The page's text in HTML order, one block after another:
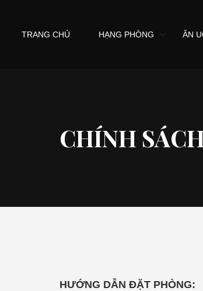
TRANG CHỦ HẠNG PHÒNG ĂN
CHÍNH
HƯỚNG DẪN ĐẶT PHÒNG: